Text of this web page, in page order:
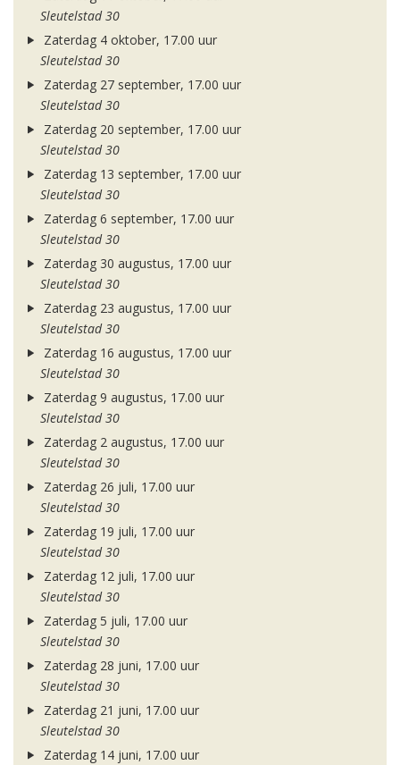
Sleutelstad 30
Zaterdag 4 oktober, 17.00 uur
Sleutelstad 30
Zaterdag 27 september, 17.00 uur
Sleutelstad 30
Zaterdag 20 september, 17.00 uur
Sleutelstad 30
Zaterdag 13 september, 17.00 uur
Sleutelstad 30
Zaterdag 6 september, 17.00 uur
Sleutelstad 30
Zaterdag 30 augustus, 17.00 uur
Sleutelstad 30
Zaterdag 23 augustus, 17.00 uur
Sleutelstad 30
Zaterdag 16 augustus, 17.00 uur
Sleutelstad 30
Zaterdag 9 augustus, 17.00 uur
Sleutelstad 30
Zaterdag 2 augustus, 17.00 uur
Sleutelstad 30
Zaterdag 26 juli, 17.00 uur
Sleutelstad 30
Zaterdag 19 juli, 17.00 uur
Sleutelstad 30
Zaterdag 12 juli, 17.00 uur
Sleutelstad 30
Zaterdag 5 juli, 17.00 uur
Sleutelstad 30
Zaterdag 28 juni, 17.00 uur
Sleutelstad 30
Zaterdag 21 juni, 17.00 uur
Sleutelstad 30
Zaterdag 14 juni, 17.00 uur